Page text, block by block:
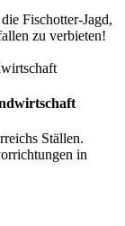
Fischotter-Jagd,
zu verbieten!
Ställen.
in